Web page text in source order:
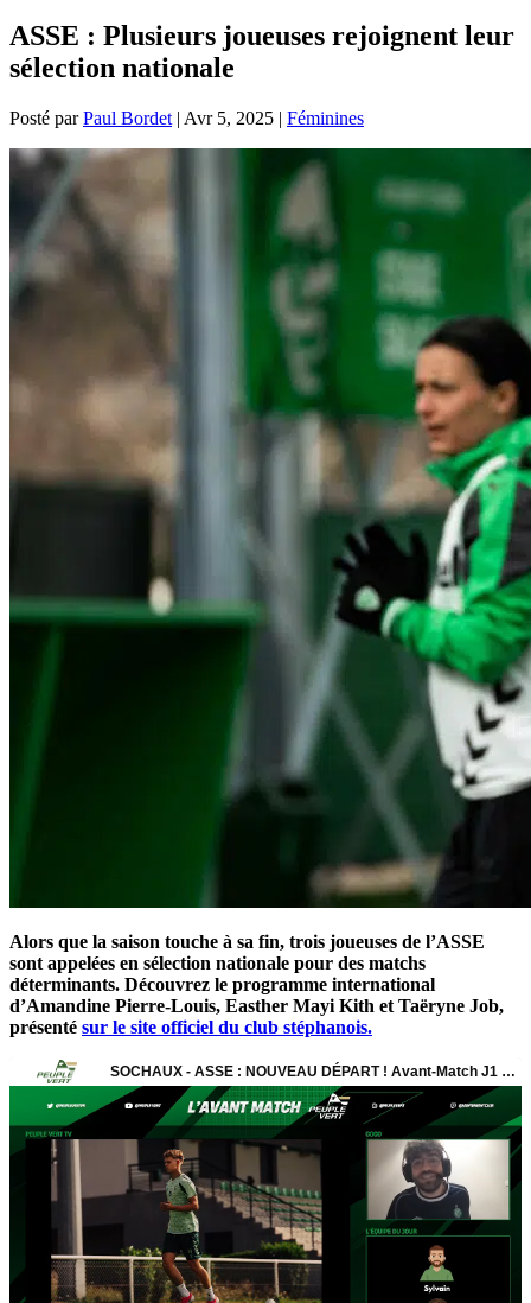
ASSE : Plusieurs joueuses rejoignent leur
sélection nationale
Posté parPaul Bordet | Avr 5, 2025 | Féminines
Alors que la saison touche à sa fin, trois joueuses de l’ASSE
sont appelées en sélection nationale pour des matchs
déterminants. Découvrez le programme international
d’Amandine Pierre-Louis, Easther Mayi Kith et Taëryne Job,
présenté sur le site officiel du club stéphanois.